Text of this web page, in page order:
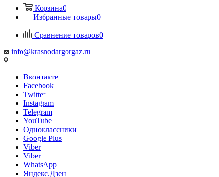
Корзина0
Избранные товары0
Сравнение товаров0
info@krasnodargorgaz.ru
Вконтакте
Facebook
Twitter
Instagram
Telegram
YouTube
Одноклассники
Google Plus
Viber
Viber
WhatsApp
Яндекс.Дзен